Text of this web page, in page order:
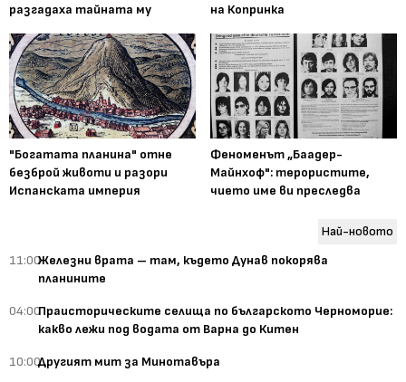
разгадаха тайната му
на Копринка
"Богатата планина" отне
безброй животи и разори
Испанската империя
Феноменът „Баадер-
Майнхоф": терористите,
чието име ви преследва
Най-новото
11:00Железни врата – там, където Дунав покорява
планините
04:00Праисторическите селища по българското Черноморие:
какво лежи под водата от Варна до Китен
10:00Другият мит за Минотавъра